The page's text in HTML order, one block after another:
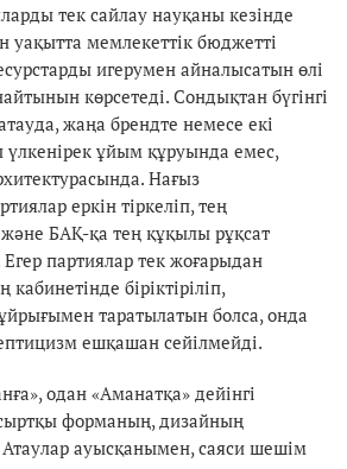
тек сайлау науқаны кезінде
уақытта мемлекеттік бюджетті
игерумен айналысатын өлі
көрсетеді. Сондықтан бүгінгі
жаңа брендте немесе екі
ұйым құруында емес,
Нағыз
еркін тіркеліп, тең
БАҚ-қа тең құқылы рұқсат
партиялар тек жоғарыдан
біріктіріліп,
таратылатын болса, онда
ешқашан сейілмейді.
одан «Аманатқа» дейінгі
форманың, дизайның
Атаулар ауысқанымен, саяси шешім